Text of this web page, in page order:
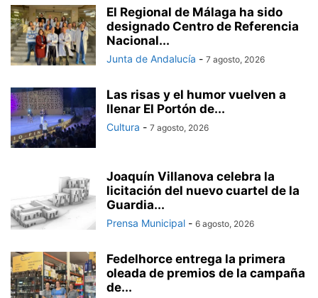
El Regional de Málaga ha sido
designado Centro de Referencia
Nacional...
Junta de Andalucía - 7 agosto, 2026
Las risas y el humor vuelven a
llenar El Portón de...
Cultura - 7 agosto, 2026
Joaquín Villanova celebra la
licitación del nuevo cuartel de la
Guardia...
Prensa Municipal - 6 agosto, 2026
Fedelhorce entrega la primera
oleada de premios de la campaña
de...